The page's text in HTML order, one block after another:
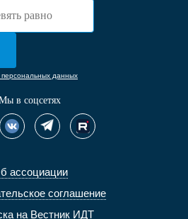
ассоциации
соглашение
на Вестник ИДТ
данных
в соцсетях